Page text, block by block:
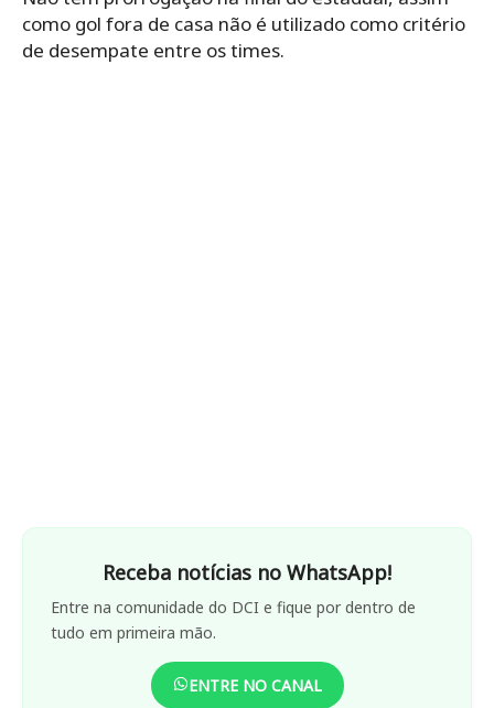
como gol fora de casa não é utilizado como critério
de desempate entre os times.
Receba notícias no WhatsApp!
Entre na comunidade do DCI e fique por dentro de
tudo em primeira mão.
ENTRE NO CANAL